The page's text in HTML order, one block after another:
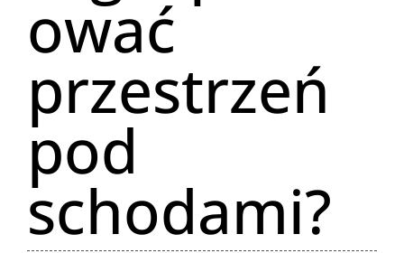
ować
przestrzeń
pod
schodami?